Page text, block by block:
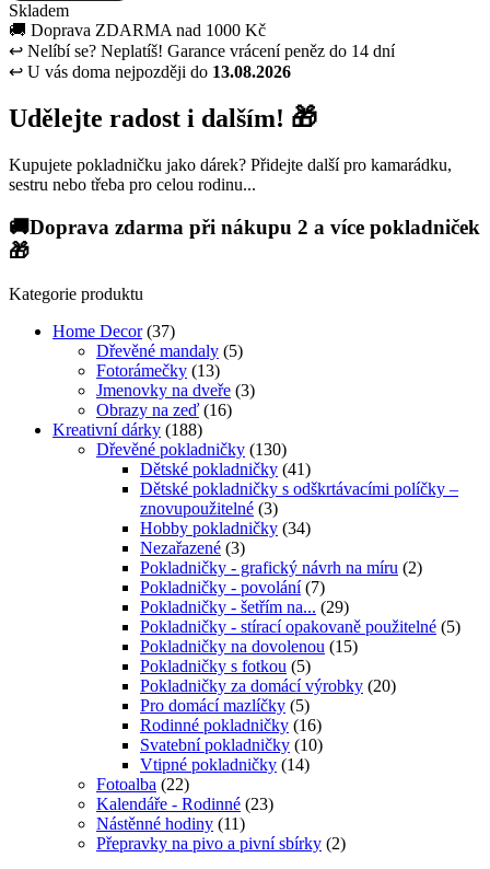
Skladem
🚚 Doprava ZDARMA nad 1000 Kč
↩ Nelíbí se? Neplatíš! Garance vrácení peněz do 14 dní
↩ U vás doma nejpozději do 13.08.2026
Udělejte radost i dalším! 🎁
Kupujete pokladničku jako dárek? Přidejte další pro kamarádku,
sestru nebo třeba pro celou rodinu...
🚚Doprava zdarma při nákupu 2 a více pokladniček
🎁
Kategorie produktu
Home Decor (37)
Dřevěné mandaly (5)
Fotorámečky (13)
Jmenovky na dveře (3)
Obrazy na zeď (16)
Kreativní dárky (188)
Dřevěné pokladničky (130)
Dětské pokladničky (41)
Dětské pokladničky s odškrtávacími políčky –
znovupoužitelné (3)
Hobby pokladničky (34)
Nezařazené (3)
Pokladničky - grafický návrh na míru (2)
Pokladničky - povolání (7)
Pokladničky - šetřím na... (29)
Pokladničky - stírací opakovaně použitelné (5)
Pokladničky na dovolenou (15)
Pokladničky s fotkou (5)
Pokladničky za domácí výrobky (20)
Pro domácí mazlíčky (5)
Rodinné pokladničky (16)
Svatební pokladničky (10)
Vtipné pokladničky (14)
Fotoalba (22)
Kalendáře - Rodinné (23)
Nástěnné hodiny (11)
Přepravky na pivo a pivní sbírky (2)